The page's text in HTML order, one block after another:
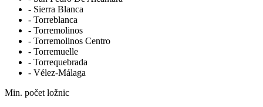
- Sierra Blanca
- Torreblanca
- Torremolinos
- Torremolinos Centro
- Torremuelle
- Torrequebrada
- Vélez-Málaga
Min. počet ložnic